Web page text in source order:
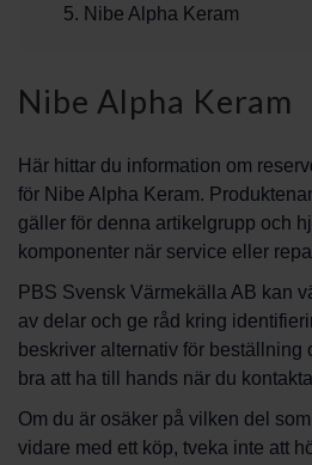
Nibe Alpha Keram
Nibe Alpha Keram
Här hittar du information om
för Nibe Alpha Keram.
gäller för denna artikelgrupp och
komponenter när service eller
PBS Svensk Värmekälla AB kan
av delar och ge råd kring
beskriver alternativ för beställning
bra att ha till hands när du
Om du är osäker på vilken del
vidare med ett köp, tveka inte att